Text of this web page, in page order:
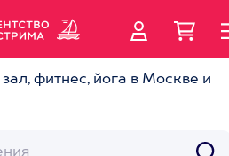
фитнес, йога в Москве и